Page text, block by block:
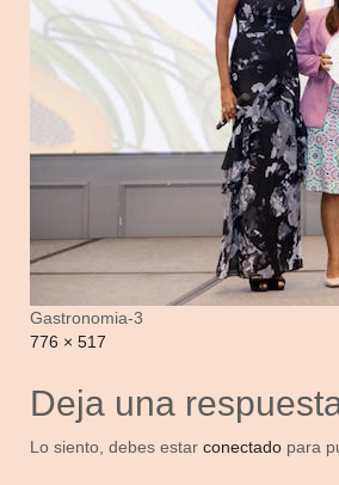
Gastronomia-3
Full
776 × 517
Deja una
Lo siento, debes estar conectado para